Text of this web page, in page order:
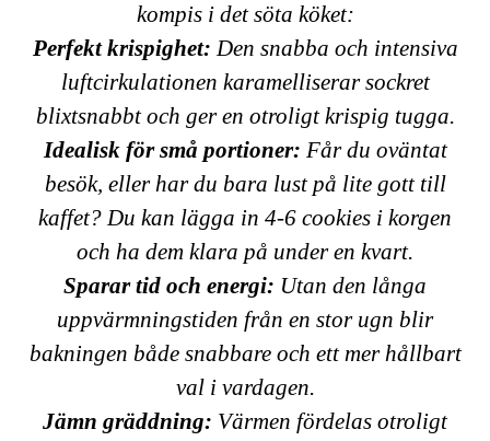
kompis i det söta köket:
Perfekt krispighet: Den snabba och intensiva
luftcirkulationen karamelliserar sockret
blixtsnabbt och ger en otroligt krispig tugga.
Idealisk för små portioner: Får du oväntat
besök, eller har du bara lust på lite gott till
kaffet? Du kan lägga in 4-6 cookies i korgen
och ha dem klara på under en kvart.
Sparar tid och energi: Utan den långa
uppvärmningstiden från en stor ugn blir
bakningen både snabbare och ett mer hållbart
val i vardagen.
Jämn gräddning: Värmen fördelas otroligt